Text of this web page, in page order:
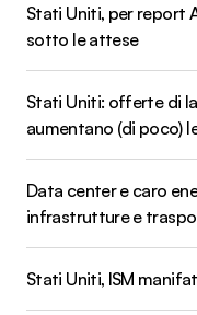
Stati Uniti, per report
sotto le attese
Stati Uniti: offerte di
aumentano (di poco)
Data center e caro
infrastrutture e
Stati Uniti, ISM